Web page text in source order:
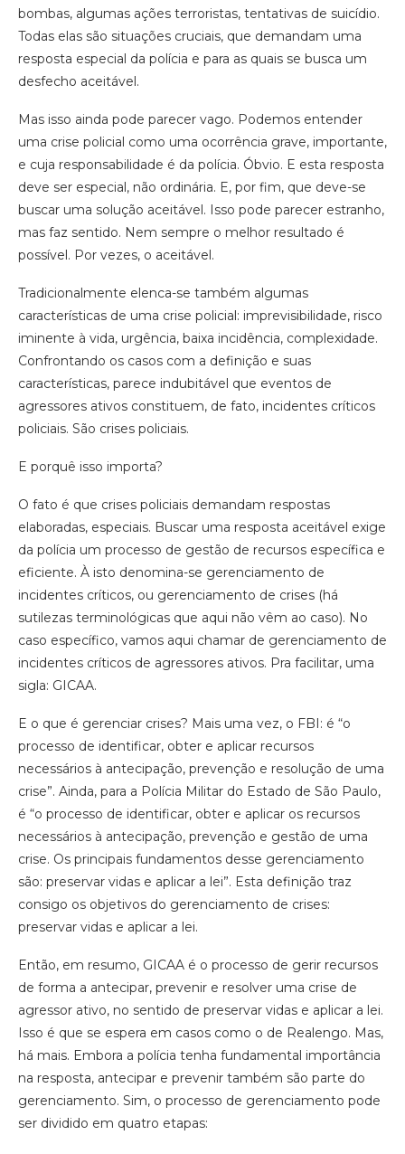
bombas, algumas ações terroristas, tentativas de suicídio.
Todas elas são situações cruciais, que demandam uma
resposta especial da polícia e para as quais se busca um
desfecho aceitável.
Mas isso ainda pode parecer vago. Podemos entender
uma crise policial como uma ocorrência grave, importante,
e cuja responsabilidade é da polícia. Óbvio. E esta resposta
deve ser especial, não ordinária. E, por fim, que deve-se
buscar uma solução aceitável. Isso pode parecer estranho,
mas faz sentido. Nem sempre o melhor resultado é
possível. Por vezes, o aceitável.
Tradicionalmente elenca-se também algumas
características de uma crise policial: imprevisibilidade, risco
iminente à vida, urgência, baixa incidência, complexidade.
Confrontando os casos com a definição e suas
características, parece indubitável que eventos de
agressores ativos constituem, de fato, incidentes críticos
policiais. São crises policiais.
E porquê isso importa?
O fato é que crises policiais demandam respostas
elaboradas, especiais. Buscar uma resposta aceitável exige
da polícia um processo de gestão de recursos específica e
eficiente. À isto denomina-se gerenciamento de
incidentes críticos, ou gerenciamento de crises (há
sutilezas terminológicas que aqui não vêm ao caso). No
caso específico, vamos aqui chamar de gerenciamento de
incidentes críticos de agressores ativos. Pra facilitar, uma
sigla: GICAA.
E o que é gerenciar crises? Mais uma vez, o FBI: é “o
processo de identificar, obter e aplicar recursos
necessários à antecipação, prevenção e resolução de uma
crise”. Ainda, para a Polícia Militar do Estado de São Paulo,
é “o processo de identificar, obter e aplicar os recursos
necessários à antecipação, prevenção e gestão de uma
crise. Os principais fundamentos desse gerenciamento
são: preservar vidas e aplicar a lei”. Esta definição traz
consigo os objetivos do gerenciamento de crises:
preservar vidas e aplicar a lei.
Então, em resumo, GICAA é o processo de gerir recursos
de forma a antecipar, prevenir e resolver uma crise de
agressor ativo, no sentido de preservar vidas e aplicar a lei.
Isso é que se espera em casos como o de Realengo. Mas,
há mais. Embora a polícia tenha fundamental importância
na resposta, antecipar e prevenir também são parte do
gerenciamento. Sim, o processo de gerenciamento pode
ser dividido em quatro etapas: